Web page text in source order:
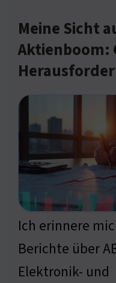
Meine Sicht
Aktienboom:
Ich erinnere
Berichte über
Elektronik- und